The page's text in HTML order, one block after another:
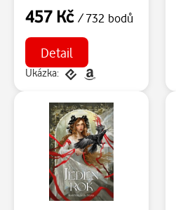
457 Kč / 732 bodů
Detail
Ukázka: